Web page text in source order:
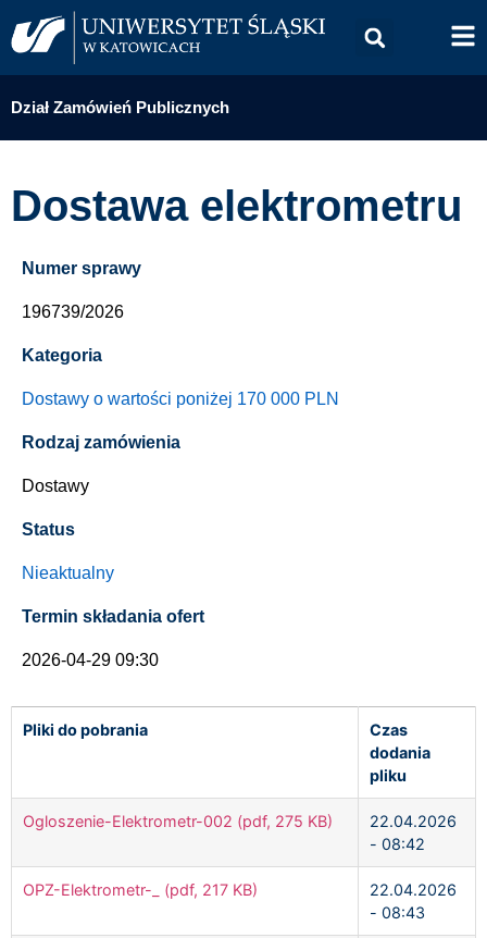
Dział Zamówień Publicznych
Dostawa elektrometru
Numer sprawy
196739/2026
Kategoria
Dostawy o wartości poniżej 170 000 PLN
Rodzaj zamówienia
Dostawy
Status
Nieaktualny
Termin składania ofert
2026-04-29 09:30
Pliki do pobrania
Czas
dodania
pliku
Ogloszenie-Elektrometr-002 (pdf, 275 KB)
22.04.2026
- 08:42
OPZ-Elektrometr-_ (pdf, 217 KB)
22.04.2026
- 08:43